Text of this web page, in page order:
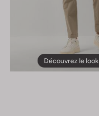
Découvrez le look